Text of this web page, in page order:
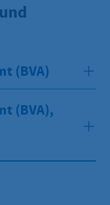
(BVA)
(BVA),